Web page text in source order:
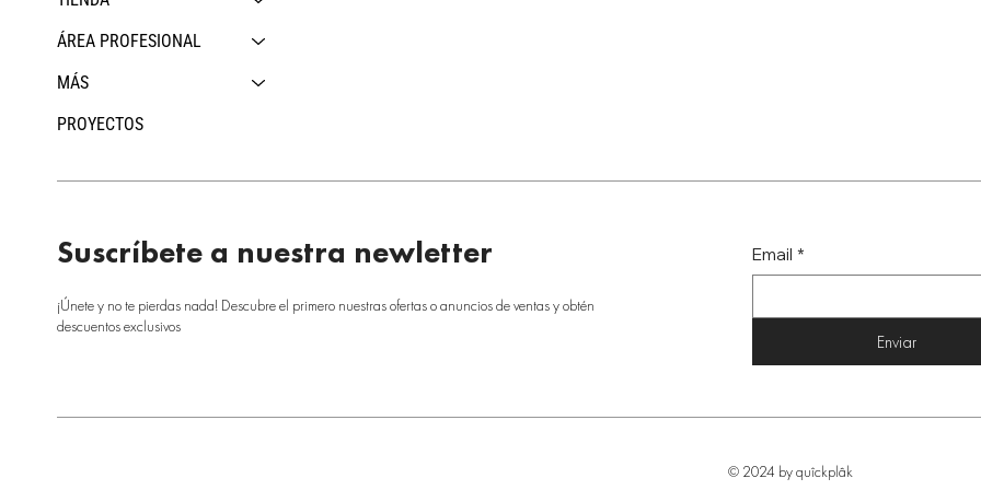
ÁREA PROFESIONAL
MÁS
PROYECTOS
Suscríbete a nuestra newletter
¡Únete y no te pierdas nada! Descubre el primero nuestras ofertas o anuncios de ventas y obtén
descuentos exclusivos
Email *
Enviar
© 2024 by quîckplâk